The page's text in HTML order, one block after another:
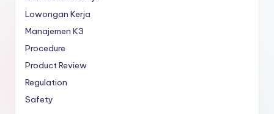
Lowongan Kerja
Manajemen K3
Procedure
Product Review
Regulation
Safety